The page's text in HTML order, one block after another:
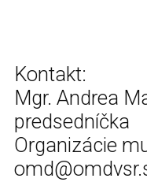
Kontakt:
Mgr. Andrea
predsedníčka
Organizácie